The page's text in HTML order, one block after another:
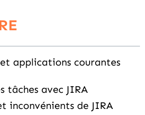
applications courantes
tâches avec JIRA
inconvénients de JIRA